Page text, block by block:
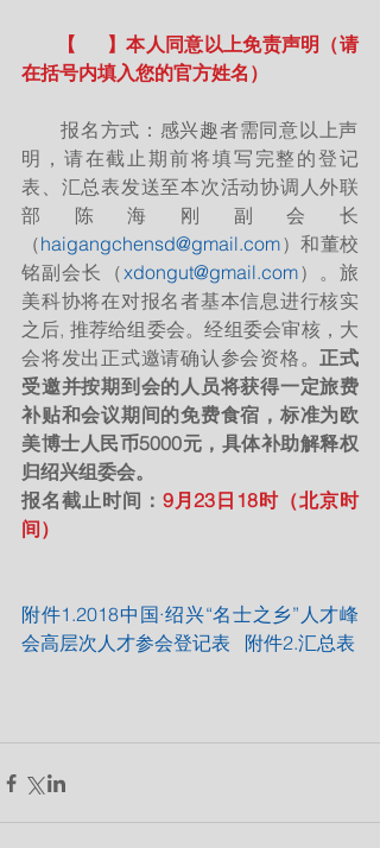
在括号内填入您的官方姓名）
       报名方式：感兴趣者需同意以上声
明，请在截止期前将填写完整的登记
表、汇总表发送至本次活动协调人外联
部陈海刚副会长
（haigangchensd@gmail.com）和董校
铭副会长（xdongut@gmail.com）。旅
美科协将在对报名者基本信息进行核实
之后, 推荐给组委会。经组委会审核，大
会将发出正式邀请确认参会资格。正式
受邀并按期到会的人员将获得一定旅费
补贴和会议期间的免费食宿，标准为欧
美博士人民币5000元，具体补助解释权
归绍兴组委会。
报名截止时间： 9月23日18时（北京时
间）
附件1.2018中国·绍兴“名士之乡”人才峰
会高层次人才参会登记表   附件2.汇总表